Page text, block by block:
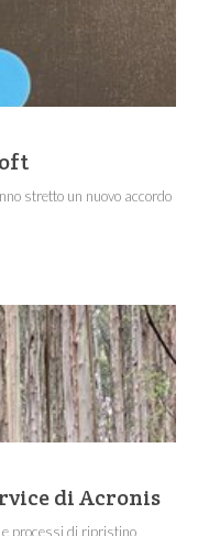
stretto un nuovo accordo
di Acronis
processi di ripristino